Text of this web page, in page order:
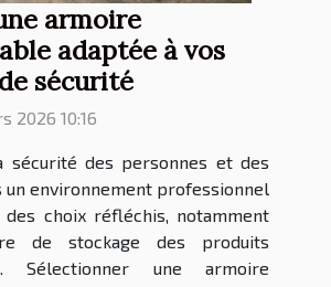
armoire
adaptée à vos
sécurité
2026 10:16
sécurité des personnes et des
un environnement professionnel
des choix réfléchis, notamment
de stockage des produits
Sélectionner une armoire